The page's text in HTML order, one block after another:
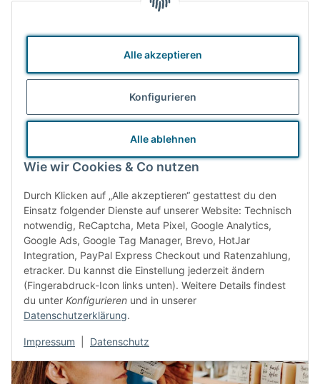
Alle akzeptieren
Konfigurieren
Alle ablehnen
Wie wir Cookies & Co nutzen
Durch Klicken auf „Alle akzeptieren“ gestattest du den
Einsatz folgender Dienste auf unserer Website: Technisch
notwendig, ReCaptcha, Meta Pixel, Google Analytics,
Google Ads, Google Tag Manager, Brevo, HotJar
Integration, PayPal Express Checkout und Ratenzahlung,
etracker. Du kannst die Einstellung jederzeit ändern
(Fingerabdruck-Icon links unten). Weitere Details findest
du unter Konfigurieren und in unserer
Datenschutzerklärung.
Impressum Datenschutz
Es ist ein großartiges Gefühl, alles uns Mögliche zu tun, um
unseren Kindern und Enkeln eine ebenso reiche Welt zu
hinterlassen, wie wir sie vorfinden durften. Und genauso
großartig ist es, andere Menschen zu inspirieren und auf ihrem
Weg zur Ressourcenschonung begleiten zu dürfen. Das ist
unsere Motivation für unser tägliches Handeln, zu Hause, wie
auch bei Tante Olga.
Nachhaltiges Produktdesign